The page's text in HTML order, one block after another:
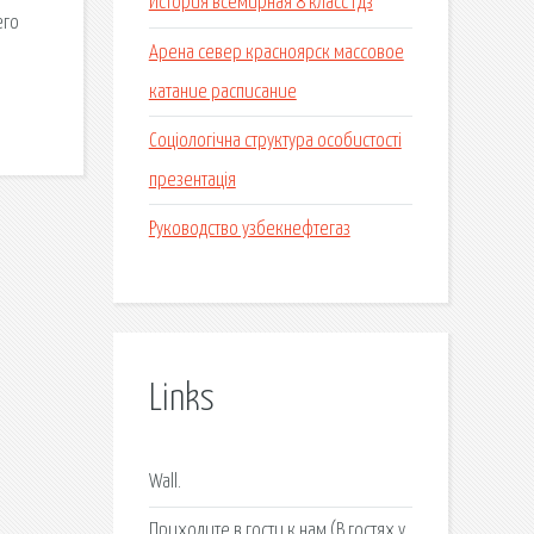
Арена север красноярск массовое
катание расписание
Соціологічна структура особистості
презентація
Руководство узбекнефтегаз
Links
Wall.